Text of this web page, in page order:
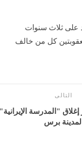
على ثلاث سنوات
كل من خالف
التالى
إغلاق "المدرسة
المدينة برس